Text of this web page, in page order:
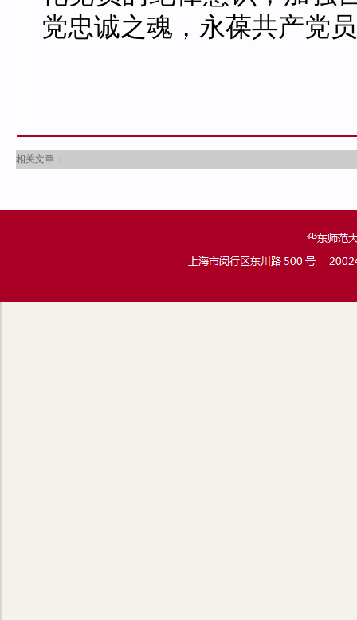
党忠诚之魂，永葆共产党
相关文章：